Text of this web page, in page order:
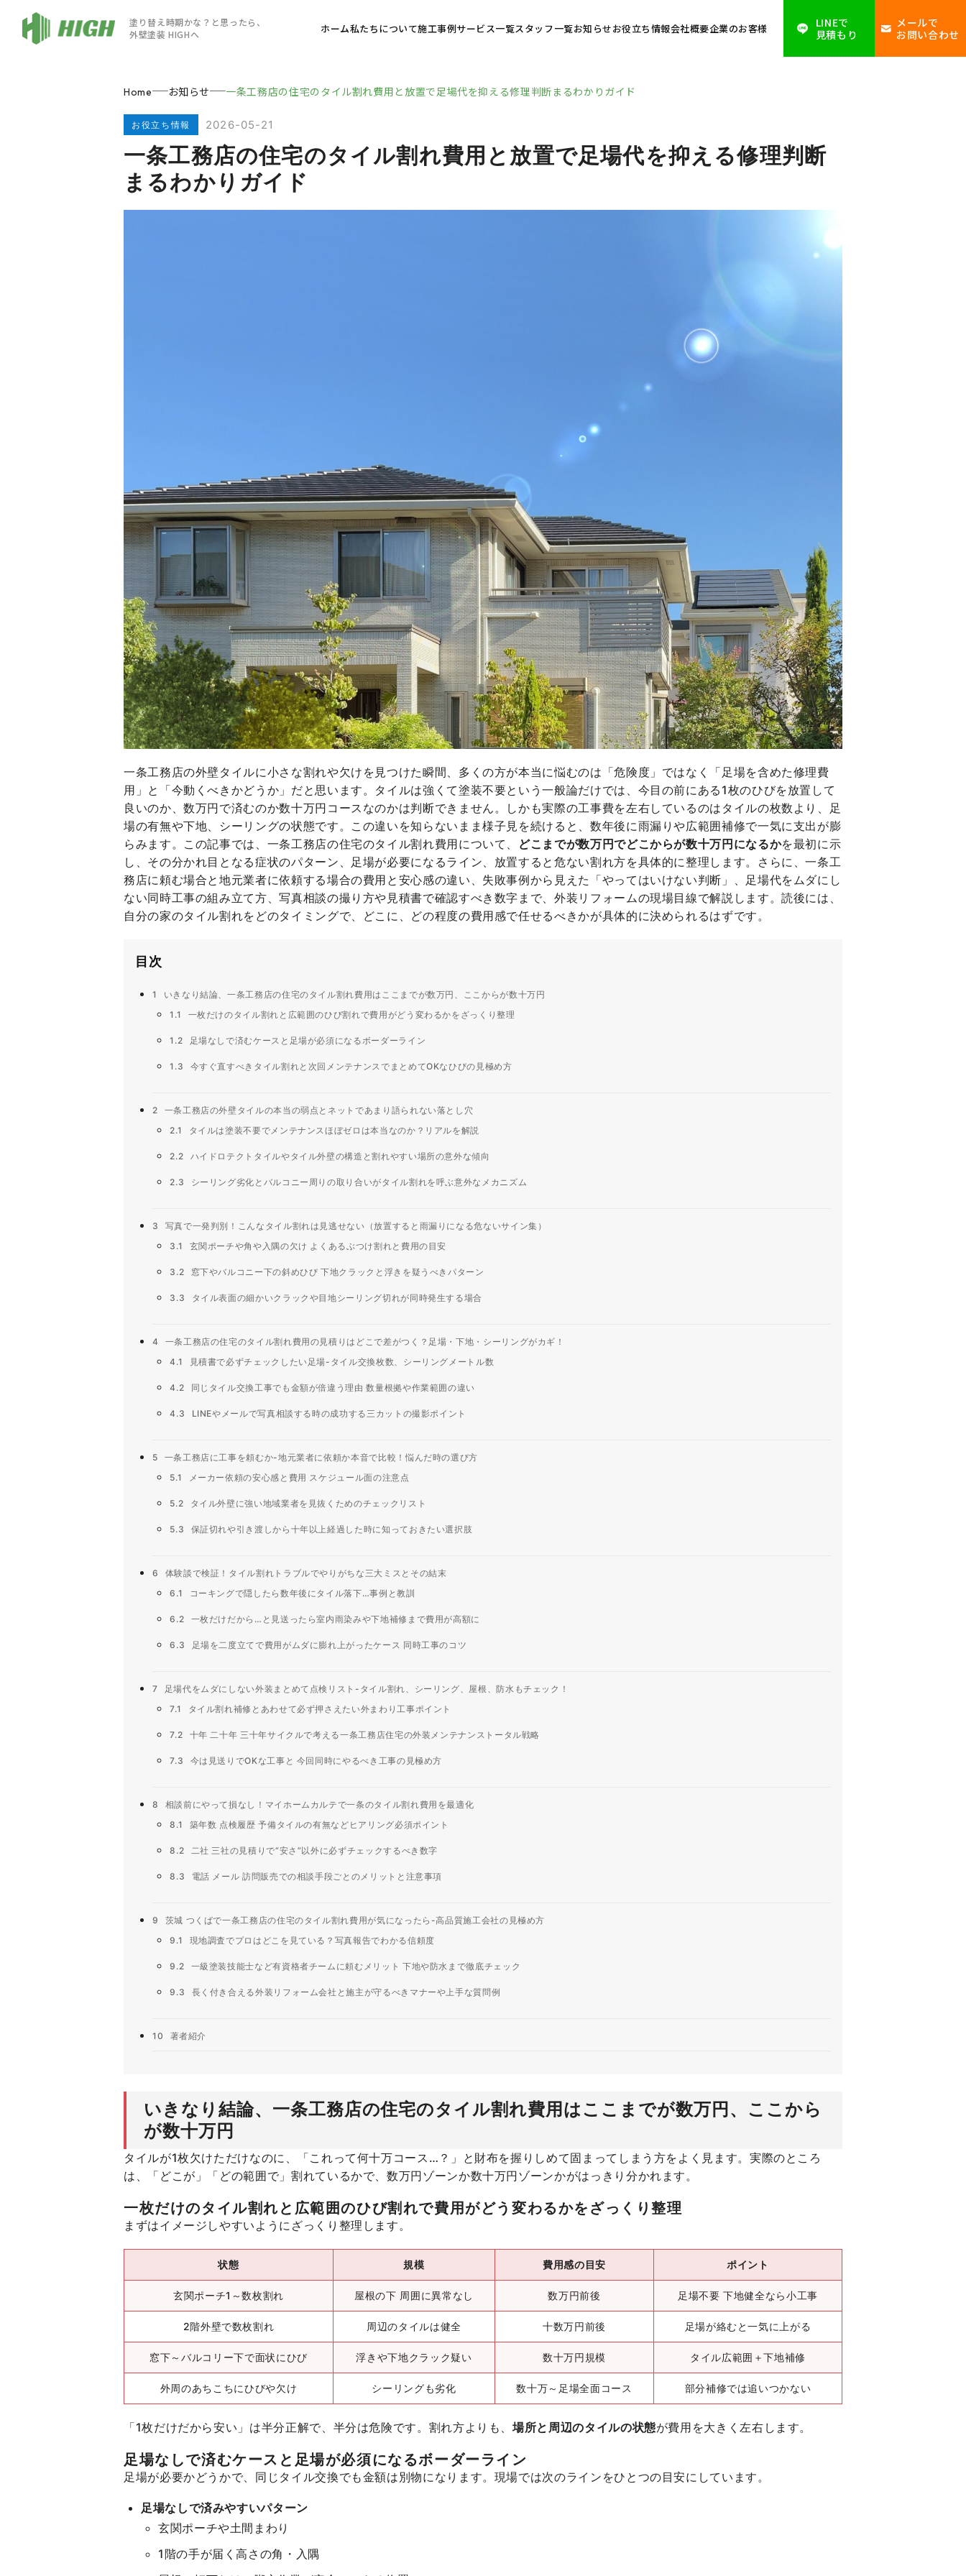
塗り替え時期かな？と思ったら、
外壁塗装 HIGHへ
ホーム私たちについて施工事例サービス一覧スタッフ一覧お知らせお役立ち情報会社概要企業のお客様
LINEで
見積もり
メールで
お問い合わせ
Home お知らせ 一条工務店の住宅のタイル割れ費用と放置で足場代を抑える修理判断まるわかりガイド
お役立ち情報 2026-05-21
一条工務店の住宅のタイル割れ費用と放置で足場代を抑える修理判断
まるわかりガイド
一条工務店の外壁タイルに小さな割れや欠けを見つけた瞬間、多くの方が本当に悩むのは「危険度」ではなく「足場を含めた修理費
用」と「今動くべきかどうか」だと思います。タイルは強くて塗装不要という一般論だけでは、今目の前にある1枚のひびを放置して
良いのか、数万円で済むのか数十万円コースなのかは判断できません。しかも実際の工事費を左右しているのはタイルの枚数より、足
場の有無や下地、シーリングの状態です。この違いを知らないまま様子見を続けると、数年後に雨漏りや広範囲補修で一気に支出が膨
らみます。この記事では、一条工務店の住宅のタイル割れ費用について、 どこまでが数万円でどこからが数十万円になるかを最初に示
し、その分かれ目となる症状のパターン、足場が必要になるライン、放置すると危ない割れ方を具体的に整理します。さらに、一条工
務店に頼む場合と地元業者に依頼する場合の費用と安心感の違い、失敗事例から見えた「やってはいけない判断」、足場代をムダにし
ない同時工事の組み立て方、写真相談の撮り方や見積書で確認すべき数字まで、外装リフォームの現場目線で解説します。読後には、
自分の家のタイル割れをどのタイミングで、どこに、どの程度の費用感で任せるべきかが具体的に決められるはずです。
目次
1
いきなり結論、一条工務店の住宅のタイル割れ費用はここまでが数万円、ここからが数十万円
1.1
一枚だけのタイル割れと広範囲のひび割れで費用がどう変わるかをざっくり整理
1.2 足場なしで済むケースと足場が必須になるボーダーライン
1.3 今すぐ直すべきタイル割れと次回メンテナンスでまとめてOKなひびの見極め方
2
一条工務店の外壁タイルの本当の弱点とネットであまり語られない落とし穴
2.1
タイルは塗装不要でメンテナンスほぼゼロは本当なのか？リアルを解説
2.2 ハイドロテクトタイルやタイル外壁の構造と割れやすい場所の意外な傾向
2.3 シーリング劣化とバルコニー周りの取り合いがタイル割れを呼ぶ意外なメカニズム
3
写真で一発判別！こんなタイル割れは見逃せない（放置すると雨漏りになる危ないサイン集）
3.1
玄関ポーチや角や入隅の欠け よくあるぶつけ割れと費用の目安
3.2 窓下やバルコニー下の斜めひび 下地クラックと浮きを疑うべきパターン
3.3 タイル表面の細かいクラックや目地シーリング切れが同時発生する場合
4
一条工務店の住宅のタイル割れ費用の見積りはどこで差がつく？足場・下地・シーリングがカギ！
4.1
見積書で必ずチェックしたい足場-タイル交換枚数、シーリングメートル数
4.2 同じタイル交換工事でも金額が倍違う理由 数量根拠や作業範囲の違い
4.3 LINEやメールで写真相談する時の成功する三カットの撮影ポイント
5
一条工務店に工事を頼むか-地元業者に依頼か本音で比較！悩んだ時の選び方
5.1
メーカー依頼の安心感と費用 スケジュール面の注意点
5.2 タイル外壁に強い地域業者を見抜くためのチェックリスト
5.3 保証切れや引き渡しから十年以上経過した時に知っておきたい選択肢
6
体験談で検証！タイル割れトラブルでやりがちな三大ミスとその結末
6.1
コーキングで隠したら数年後にタイル落下…事例と教訓
6.2 一枚だけだから…と見送ったら室内雨染みや下地補修まで費用が高額に
6.3 足場を二度立てで費用がムダに膨れ上がったケース 同時工事のコツ
7
足場代をムダにしない外装まとめて点検リスト-タイル割れ、シーリング、屋根、防水もチェック！
7.1
タイル割れ補修とあわせて必ず押さえたい外まわり工事ポイント
7.2 十年 二十年 三十年サイクルで考える一条工務店住宅の外装メンテナンストータル戦略
7.3 今は見送りでOKな工事と 今回同時にやるべき工事の見極め方
8
相談前にやって損なし！マイホームカルテで一条のタイル割れ費用を最適化
8.1
築年数 点検履歴 予備タイルの有無などヒアリング必須ポイント
8.2 二社 三社の見積りで“安さ”以外に必ずチェックするべき数字
8.3 電話 メール 訪問販売での相談手段ごとのメリットと注意事項
9
茨城 つくばで一条工務店の住宅のタイル割れ費用が気になったら-高品質施工会社の見極め方
9.1
現地調査でプロはどこを見ている？写真報告でわかる信頼度
9.2 一級塗装技能士など有資格者チームに頼むメリット 下地や防水まで徹底チェック
9.3 長く付き合える外装リフォーム会社と施主が守るべきマナーや上手な質問例
10 著者紹介
いきなり結論、一条工務店の住宅のタイル割れ費用はここまでが数万円、ここから
が数十万円
タイルが1枚欠けただけなのに、「これって何十万コース…？」と財布を握りしめて固まってしまう方をよく見ます。実際のところ
は、「どこが」「どの範囲で」割れているかで、数万円ゾーンか数十万円ゾーンかがはっきり分かれます。
一枚だけのタイル割れと広範囲のひび割れで費用がどう変わるかをざっくり整理
まずはイメージしやすいようにざっくり整理します。
状態 規模 費用感の目安 ポイント
玄関ポーチ1～数枚割れ 屋根の下 周囲に異常なし 数万円前後 足場不要 下地健全なら小工事
2階外壁で数枚割れ 周辺のタイルは健全 十数万円前後 足場が絡むと一気に上がる
窓下～バルコリー下で面状にひび 浮きや下地クラック疑い 数十万円規模 タイル広範囲＋下地補修
外周のあちこちにひびや欠け シーリングも劣化 数十万～足場全面コース 部分補修では追いつかない
「1枚だけだから安い」は半分正解で、半分は危険です。割れ方よりも、場所と周辺のタイルの状態が費用を大きく左右します。
足場なしで済むケースと足場が必須になるボーダーライン
足場が必要かどうかで、同じタイル交換でも金額は別物になります。現場では次のラインをひとつの目安にしています。
足場なしで済みやすいパターン
玄関ポーチや土間まわり
1階の手が届く高さの角・入隅